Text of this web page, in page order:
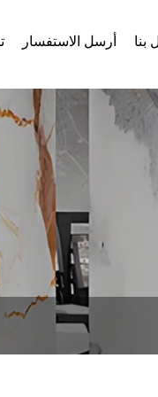
أرسل الاستفسار بنا